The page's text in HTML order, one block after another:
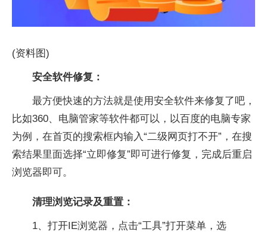
(资料图)
安全软件修复：
最方便快速的方法就是使用安全软件来修复了吧，
比如360、电脑管家等软件都可以，以百度的电脑专家
为例，在首页的搜索框内输入“二级网页打不开”，在搜
索结果里面选择“立即修复”即可进行修复，完成后重启
浏览器即可。
清理浏览记录及重置：
1、打开IE浏览器，点击“工具”打开菜单，选